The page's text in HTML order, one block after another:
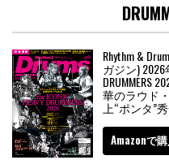
Rhythm &
ガジン) 2026
DRUMMERS
華のラウド
上“ポンタ”
Amazonで